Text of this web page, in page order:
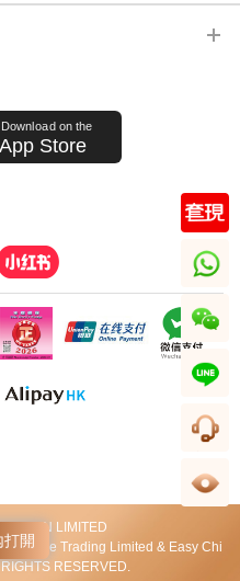
打開
Download on the
App Store
LIMITED
Wide Trading Limited & Easy Chi
RESERVED.
whatsapp